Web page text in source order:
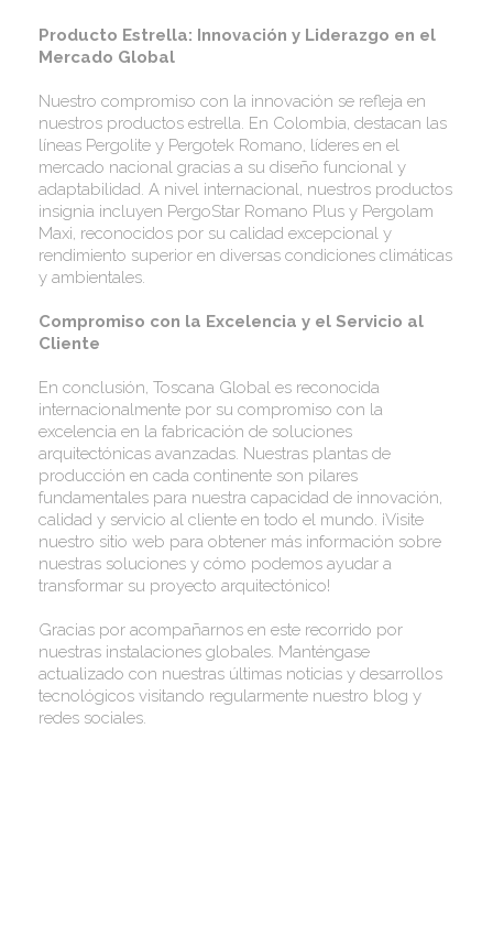
Producto Estrella: Innovación y Liderazgo en el
Mercado Global
Nuestro compromiso con la innovación se refleja en
nuestros productos estrella. En Colombia, destacan las
líneas Pergolite y Pergotek Romano, líderes en el
mercado nacional gracias a su diseño funcional y
adaptabilidad. A nivel internacional, nuestros productos
insignia incluyen PergoStar Romano Plus y Pergolam
Maxi, reconocidos por su calidad excepcional y
rendimiento superior en diversas condiciones climáticas
y ambientales.
Compromiso con la Excelencia y el Servicio al
Cliente
En conclusión, Toscana Global es reconocida
internacionalmente por su compromiso con la
excelencia en la fabricación de soluciones
arquitectónicas avanzadas. Nuestras plantas de
producción en cada continente son pilares
fundamentales para nuestra capacidad de innovación,
calidad y servicio al cliente en todo el mundo. ¡Visite
nuestro sitio web para obtener más información sobre
nuestras soluciones y cómo podemos ayudar a
transformar su proyecto arquitectónico!
Gracias por acompañarnos en este recorrido por
nuestras instalaciones globales. Manténgase
actualizado con nuestras últimas noticias y desarrollos
tecnológicos visitando regularmente nuestro blog y
redes sociales.